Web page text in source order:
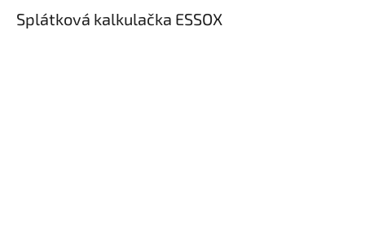
Splátková kalkulačka ESSOX